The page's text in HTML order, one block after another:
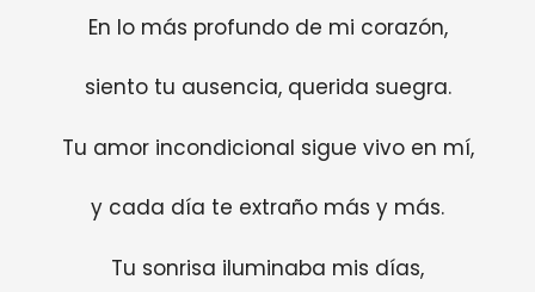
En lo más profundo de mi corazón,
siento tu ausencia, querida suegra.
Tu amor incondicional sigue vivo en mí,
y cada día te extraño más y más.
Tu sonrisa iluminaba mis días,